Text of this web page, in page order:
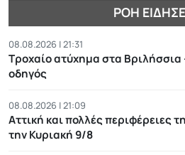
ΡΟΉ
08.08.2026 | 21:31
Τροχαίο ατύχημα στα Βριλήσσια
οδηγός
08.08.2026 | 21:09
Αττική και πολλές περιφέρειες
την Κυριακή 9/8